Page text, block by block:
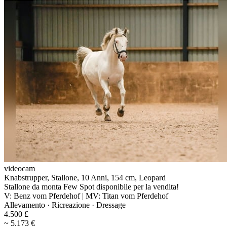
videocam
Knabstrupper, Stallone, 10 Anni, 154 cm, Leopard
Stallone da monta Few Spot disponibile per la vendita!
V: Benz vom Pferdehof | MV: Titan vom Pferdehof
Allevamento · Ricreazione · Dressage
4.500 £
~ 5.173 €